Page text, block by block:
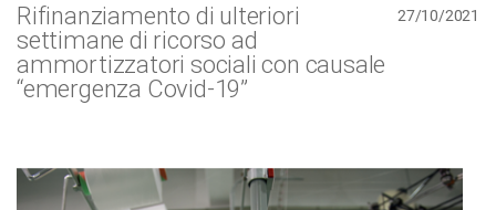
Rifinanziamento di ulteriori
settimane di ricorso ad
ammortizzatori sociali con causale
“emergenza Covid-19”
27/10/2021